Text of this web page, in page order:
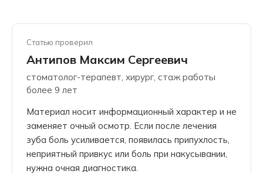
Статью проверил
Антипов Максим Сергеевич
стоматолог-терапевт, хирург, стаж работы
более 9 лет
Материал носит информационный характер и не
заменяет очный осмотр. Если после лечения
зуба боль усиливается, появилась припухлость,
неприятный привкус или боль при накусывании,
нужна очная диагностика.